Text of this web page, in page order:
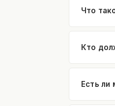
Что
Кто
Есть ли